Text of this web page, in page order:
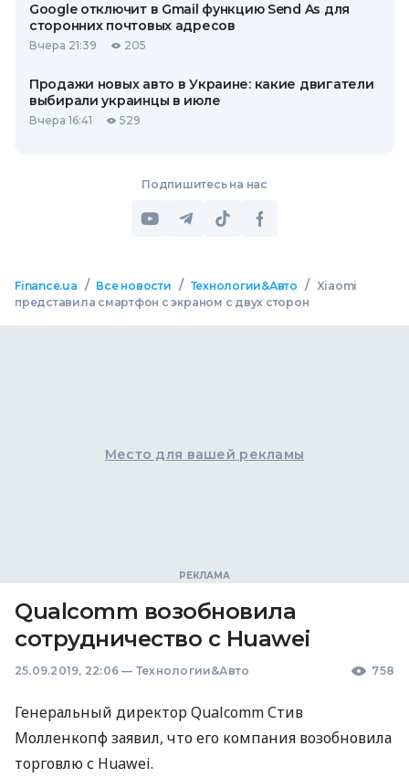
Google отключит в Gmail функцию Send As для
сторонних почтовых адресов
Вчера 21:39 205
Продажи новых авто в Украине: какие двигатели
выбирали украинцы в июле
Вчера 16:41 529
Подпишитесь на нас
Finance.ua / Все новости / Технологии&Авто / Xiaomi
представила смартфон с экраном с двух сторон
Место для вашей рекламы
Qualcomm возобновила
сотрудничество с Huawei
25.09.2019, 22:06 — Технологии&Авто 758
Генеральный директор Qualcomm Стив
Молленкопф заявил, что его компания возобновила
торговлю с Huawei.